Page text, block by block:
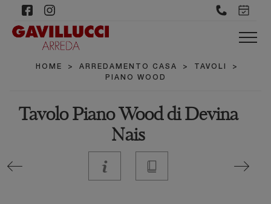
HOME > ARREDAMENTO CASA > TAVOLI
>
PIANO WOOD
Tavolo Piano Wood di Devina
Nais